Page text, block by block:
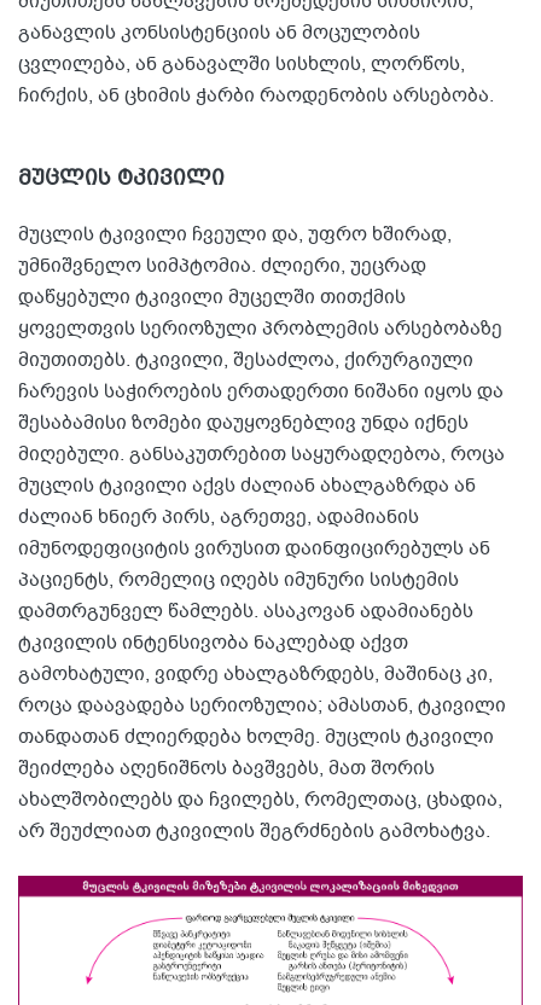
განავლის კონსისტენციის ან მოცულობის
ცვლილება, ან განავალში სისხლის, ლორწოს,
ჩირქის, ან ცხიმის ჭარბი რაოდენობის არსებობა.
მუცლის ტკივილი
მუცლის ტკივილი ჩვეული და, უფრო ხშირად,
უმნიშვნელო სიმპტომია. ძლიერი, უეცრად
დაწყებული ტკივილი მუცელში თითქმის
ყოველთვის სერიოზული პრობლემის არსებობაზე
მიუთითებს. ტკივილი, შესაძლოა, ქირურგიული
ჩარევის საჭიროების ერთადერთი ნიშანი იყოს და
შესაბამისი ზომები დაუყოვნებლივ უნდა იქნეს
მიღებული. განსაკუთრებით საყურადღებოა, როცა
მუცლის ტკივილი აქვს ძალიან ახალგაზრდა ან
ძალიან ხნიერ პირს, აგრეთვე, ადამიანის
იმუნოდეფიციტის ვირუსით დაინფიცირებულს ან
პაციენტს, რომელიც იღებს იმუნური სისტემის
დამთრგუნველ წამლებს. ასაკოვან ადამიანებს
ტკივილის ინტენსივობა ნაკლებად აქვთ
გამოხატული, ვიდრე ახალგაზრდებს, მაშინაც კი,
როცა დაავადება სერიოზულია; ამასთან, ტკივილი
თანდათან ძლიერდება ხოლმე. მუცლის ტკივილი
შეიძლება აღენიშნოს ბავშვებს, მათ შორის
ახალშობილებს და ჩვილებს, რომელთაც, ცხადია,
არ შეუძლიათ ტკივილის შეგრძნების გამოხატვა.